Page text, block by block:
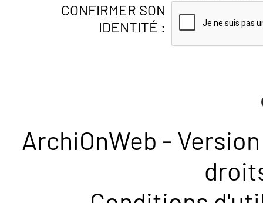
CONFIRMER SON
IDENTITÉ :
ArchiOnWeb -